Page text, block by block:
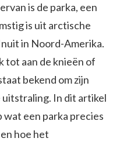
is de parka, een
is uit arctische
in Noord-Amerika.
tot aan de knieën of
bekend om zijn
In dit artikel
wat een parka precies
hoe het